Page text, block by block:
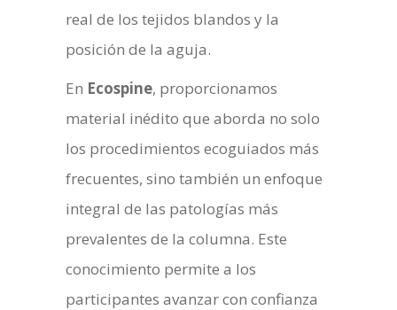
real de los tejidos blandos y la
posición de la aguja.
En Ecospine, proporcionamos
material inédito que aborda no solo
los procedimientos ecoguiados más
frecuentes, sino también un enfoque
integral de las patologías más
prevalentes de la columna. Este
conocimiento permite a los
participantes avanzar con confianza